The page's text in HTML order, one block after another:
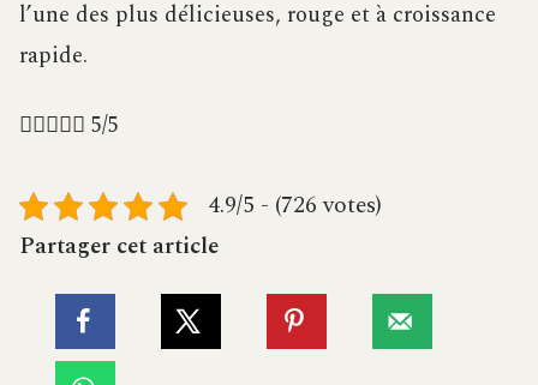
l’une des plus délicieuses, rouge et à croissance
rapide.
 5/5
4.9/5 - (726 votes)
Partager cet article